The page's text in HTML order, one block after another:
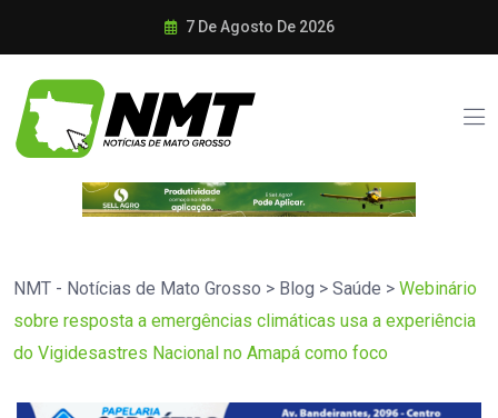
7 De Agosto De 2026
NMT - Notícias de Mato Grosso > Blog > Saúde > Webinário
sobre resposta a emergências climáticas usa a experiência
do Vigidesastres Nacional no Amapá como foco